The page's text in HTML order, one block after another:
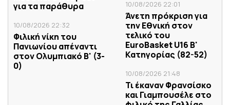
για τα παράθυρα
10/08/2026 22:32
Φιλική νίκη του
Πανιωνίου απέναντι
στον Ολυμπιακό Β' (3-
0)
10/08/2026 22:01
Άνετη πρόκριση για
την Εθνική στον
τελικό του
EuroBasket U16 Β'
Κατηγορίας (82-52)
10/08/2026 21:48
Τι έκαναν Φρανσίσκο
και Γιαμπουσέλε στο